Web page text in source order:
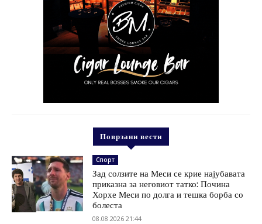
Поврзани вести
Спорт
Зад солзите на Меси се крие најубавата
приказна за неговиот татко: Почина
Хорхе Меси по долга и тешка борба со
болеста
08.08.2026 21:44